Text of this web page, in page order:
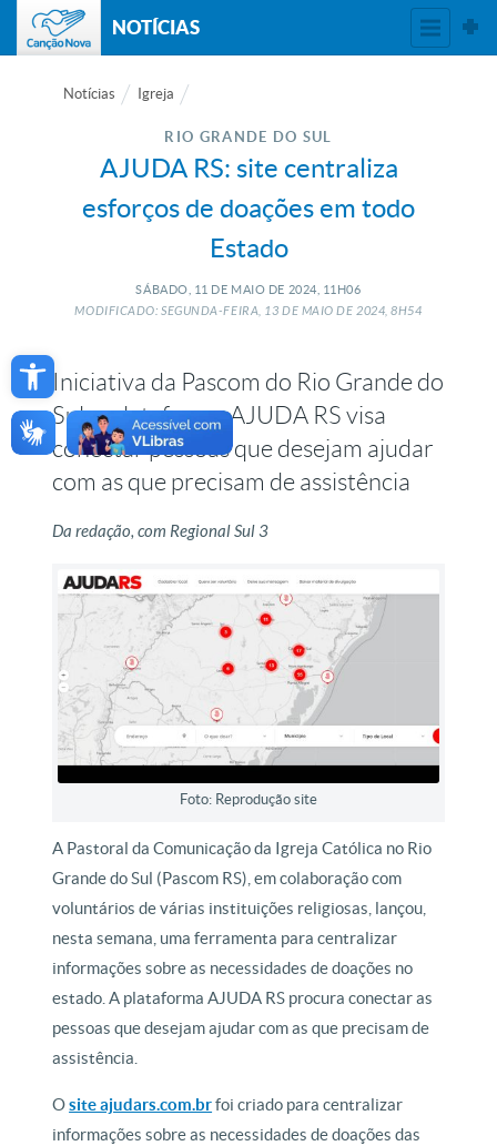
Open toolbar
NOTÍCIAS
Notícias Igreja
RIO GRANDE DO SUL
AJUDA RS: site centraliza
esforços de doações em todo
Estado
SÁBADO, 11 DE MAIO DE 2024, 11H06
MODIFICADO: SEGUNDA-FEIRA, 13 DE MAIO DE2024, 8H54
Iniciativa da Pascom do Rio Grande do
Sul, a plataforma AJUDA RS visa
conectar pessoas que desejam ajudar
com as que precisam de assistência
Da redação, com Regional Sul 3
Foto: Reprodução site
A Pastoral da Comunicação da Igreja Católica no Rio
Grande do Sul (Pascom RS), em colaboração com
voluntários de várias instituições religiosas, lançou,
nesta semana, uma ferramenta para centralizar
informações sobre as necessidades de doações no
estado. A plataforma AJUDA RS procura conectar as
pessoas que desejam ajudar com as que precisam de
assistência.
Osite ajudars.com.brfoi criado para centralizar
informações sobre as necessidades de doações das